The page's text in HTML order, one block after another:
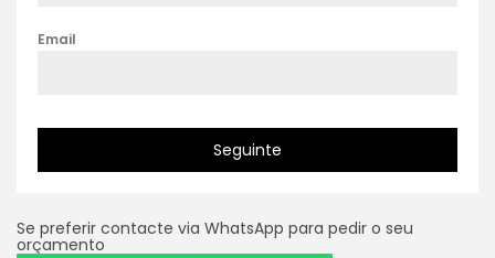
Email
Seguinte
Se preferir contacte via WhatsApp para pedir o seu
orçamento